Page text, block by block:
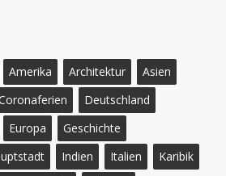
Amerika Architektur
Asien
Deutschland
Europa
Geschichte
Indien Italien
Karibik